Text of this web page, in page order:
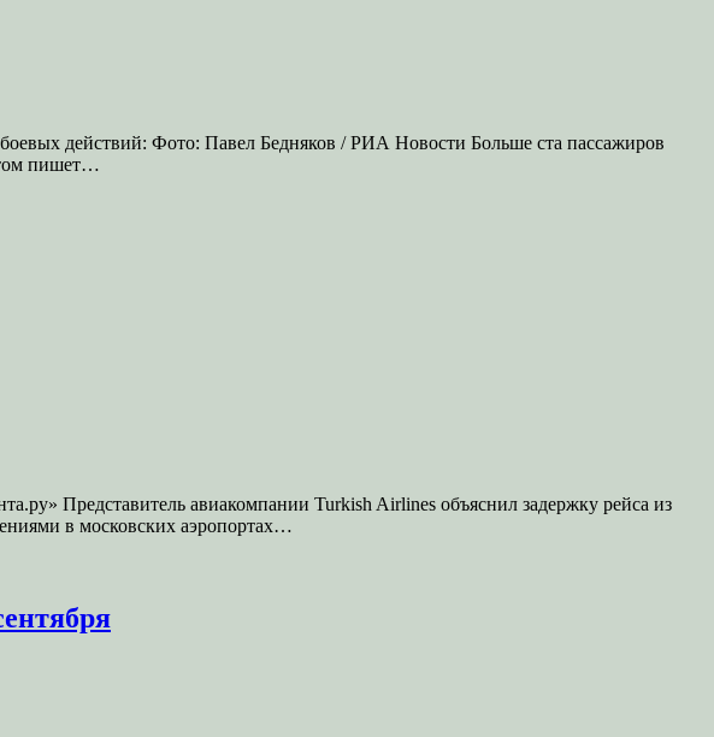
действий: Фото: Павел Бедняков / РИА Новости Больше ста пассажиров
пишет…
Представитель авиакомпании Turkish Airlines объяснил задержку рейса из
в московских аэропортах…